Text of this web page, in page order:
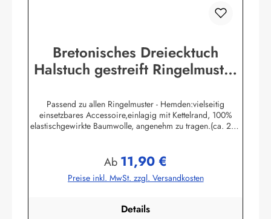
Bretonisches Dreiecktuch
Halstuch gestreift Ringelmuster
Passend zu allen Ringelmuster - Hemden:vielseitig
einsetzbares Accessoire,einlagig mit Kettelrand, 100%
elastischgewirkte Baumwolle, angenehm zu tragen.(ca. 225
Bekleidungswerk GmbHHeglitzer Str. 1226409
Wittmundinfo@modas-bekleidung.de
Regulärer Preis:
Ab 11,90 €
Preise inkl. MwSt. zzgl. Versandkosten
Details